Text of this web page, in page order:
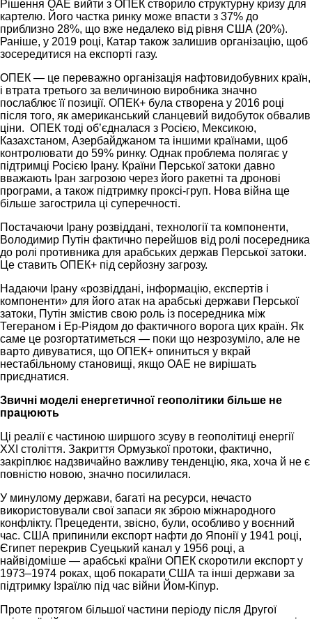
Рішення ОАЕ вийти з ОПЕК створило структурну кризу для
картелю. Його частка ринку може впасти з 37% до
приблизно 28%, що вже недалеко від рівня США (20%).
Раніше, у 2019 році, Катар також залишив організацію, щоб
зосередитися на експорті газу.
ОПЕК — це переважно організація нафтовидобувних країн,
і втрата третього за величиною виробника значно
послаблює її позиції. ОПЕК+ була створена у 2016 році
після того, як американський сланцевий видобуток обвалив
ціни. ОПЕК тоді об’єдналася з Росією, Мексикою,
Казахстаном, Азербайджаном та іншими країнами, щоб
контролювати до 59% ринку. Однак проблема полягає у
підтримці Росією Ірану. Країни Перської затоки давно
вважають Іран загрозою через його ракетні та дронові
програми, а також підтримку проксі-груп. Нова війна ще
більше загострила ці суперечності.
Постачаючи Ірану розвіддані, технології та компоненти,
Володимир Путін фактично перейшов від ролі посередника
до ролі противника для арабських держав Перської затоки.
Це ставить ОПЕК+ під серйозну загрозу.
Надаючи Ірану «розвіддані, інформацію, експертів і
компоненти» для його атак на арабські держави Перської
затоки, Путін змістив свою роль із посередника між
Тегераном і Ер-Ріядом до фактичного ворога цих країн. Як
саме це розгортатиметься — поки що незрозуміло, але не
варто дивуватися, що ОПЕК+ опиниться у вкрай
нестабільному становищі, якщо ОАЕ не вирішать
приєднатися.
Звичні моделі енергетичної геополітики більше не
працюють
Ці реалії є частиною ширшого зсуву в геополітиці енергії
XXI століття. Закриття Ормузької протоки, фактично,
закріплює надзвичайно важливу тенденцію, яка, хоча й не є
повністю новою, значно посилилася.
У минулому держави, багаті на ресурси, нечасто
використовували свої запаси як зброю міжнародного
конфлікту. Прецеденти, звісно, були, особливо у воєнний
час. США припинили експорт нафти до Японії у 1941 році,
Єгипет перекрив Суецький канал у 1956 році, а
найвідоміше — арабські країни ОПЕК скоротили експорт у
1973–1974 роках, щоб покарати США та інші держави за
підтримку Ізраїлю під час війни Йом-Кіпур.
Проте протягом більшої частини періоду після Другої